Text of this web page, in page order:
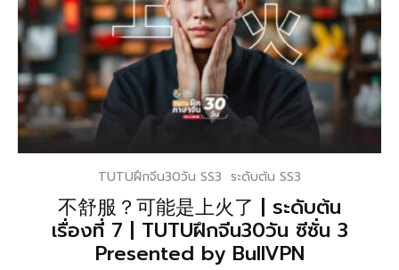
TUTUฝึกจีน30วัน SS3 ระดับต้น SS3
不舒服？可能是上火了 | ระดับต้น
เรื่องที่ 7 | TUTUฝึกจีน30วัน ซีซั่น 3
Presented by BullVPN